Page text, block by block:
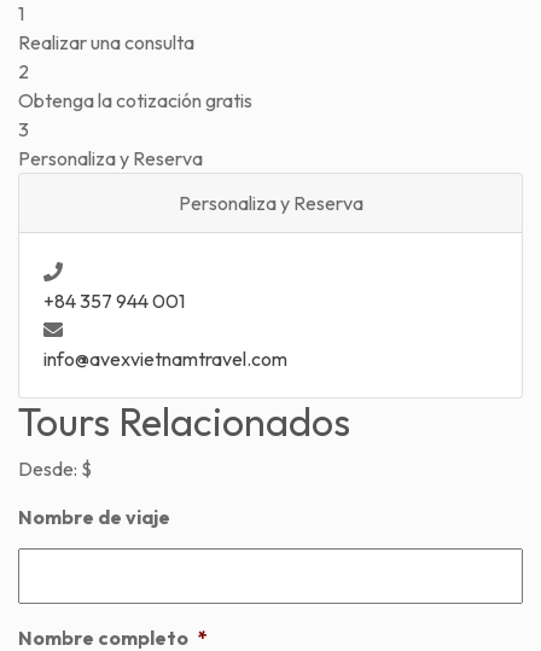
1
Realizar una consulta
2
Obtenga la cotización gratis
3
Personaliza y Reserva
Personaliza y Reserva
+84 357 944 001
info@avexvietnamtravel.com
Tours Relacionados
Desde: $
Nombre de viaje
Nombre completo *